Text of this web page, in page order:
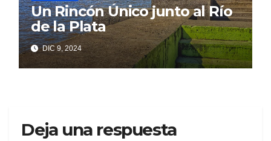
Un Rincón Único junto al Río
de la Plata
DIC 9, 2024
Deja una respuesta